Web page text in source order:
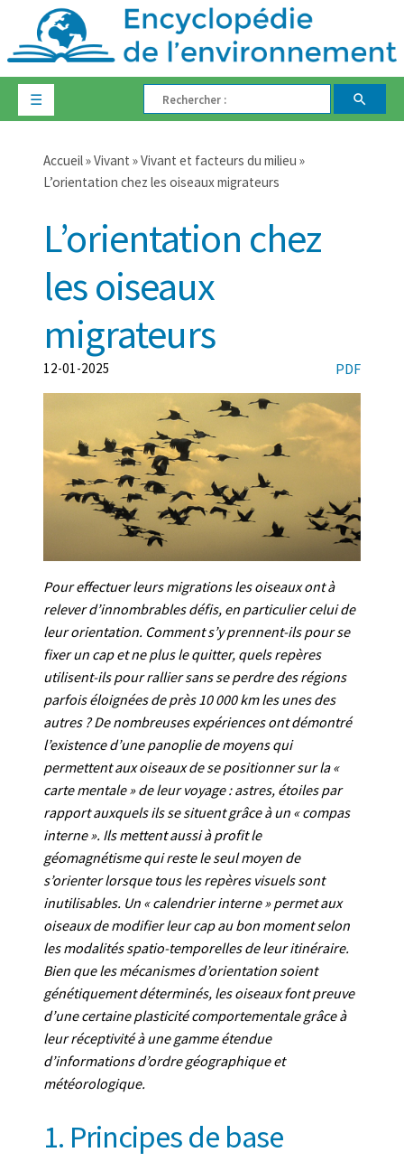
☰
Accueil»Vivant »Vivant et facteurs du milieu »
L’orientation chez les oiseaux migrateurs
L’orientation chez
les oiseaux
migrateurs
PDF
12-01-2025
Pour effectuer leurs migrations les oiseaux ont à
relever d’innombrables défis, en particulier celui de
leur orientation. Comment s’y prennent-ils pour se
fixer un cap et ne plus le quitter, quels repères
utilisent-ils pour rallier sans se perdre des régions
parfois éloignées de près 10 000 km les unes des
autres ? De nombreuses expériences ont démontré
l’existence d’une panoplie de moyens qui
permettent aux oiseaux de se positionner sur la «
carte mentale » de leur voyage : astres, étoiles par
rapport auxquels ils se situent grâce à un « compas
interne ». Ils mettent aussi à profit le
géomagnétisme qui reste le seul moyen de
s’orienter lorsque tous les repères visuels sont
inutilisables. Un « calendrier interne » permet aux
oiseaux de modifier leur cap au bon moment selon
les modalités spatio-temporelles de leur itinéraire.
Bien que les mécanismes d’orientation soient
génétiquement déterminés, les oiseaux font preuve
d’une certaine plasticité comportementale grâce à
leur réceptivité à une gamme étendue
d’informations d’ordre géographique et
météorologique.
1. Principes de base